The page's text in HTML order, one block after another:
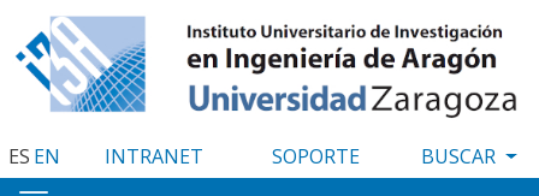
al
contenido
principal
ES EN INTRANET SOPORTE